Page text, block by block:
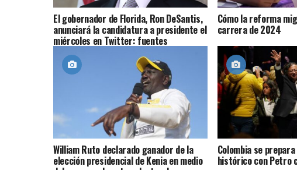
El gobernador de Florida, Ron DeSantis,
anunciará la candidatura a presidente el
miércoles en Twitter: fuentes
Cómo la reforma
carrera de 2024
William Ruto declarado ganador de la
elección presidencial de Kenia en medio
Colombia se
histórico con Petro